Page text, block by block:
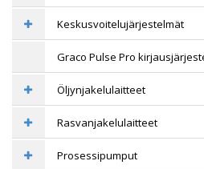
Keskusvoitelujärjestelmät
Graco Pulse Pro
Öljynjakelulaitteet
Rasvanjakelulaitteet
Prosessipumput